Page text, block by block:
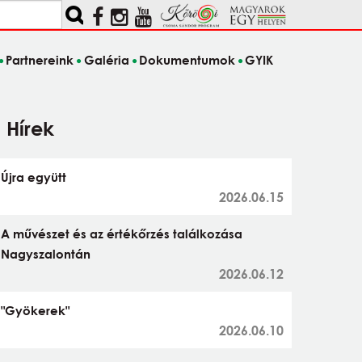
Partnereink Galéria Dokumentumok GYIK
Hírek
Újra együtt
2026.06.15
A művészet és az értékőrzés találkozása
Nagyszalontán
2026.06.12
"Gyökerek"
2026.06.10